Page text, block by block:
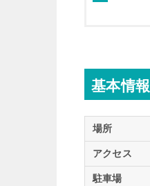
基本情報
場所
アクセス
駐車場